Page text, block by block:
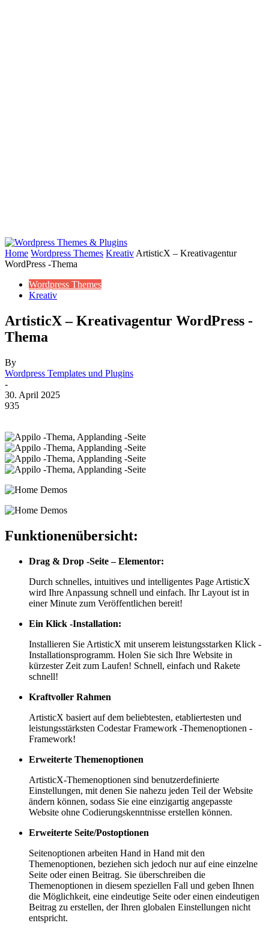
Home Wordpress Themes Kreativ ArtisticX – Kreativagentur
WordPress -Thema
Wordpress Themes
Kreativ
ArtisticX – Kreativagentur WordPress -
Thema
By
Wordpress Templates und Plugins
-
30. April 2025
935
Funktionenübersicht:
Drag & Drop -Seite – Elementor:
Durch schnelles, intuitives und intelligentes Page ArtisticX
wird Ihre Anpassung schnell und einfach. Ihr Layout ist in
einer Minute zum Veröffentlichen bereit!
Ein Klick -Installation:
Installieren Sie ArtisticX mit unserem leistungsstarken Klick -
Installationsprogramm. Holen Sie sich Ihre Website in
kürzester Zeit zum Laufen! Schnell, einfach und Rakete
schnell!
Kraftvoller Rahmen
ArtisticX basiert auf dem beliebtesten, etabliertesten und
leistungsstärksten Codestar Framework -Themenoptionen -
Framework!
Erweiterte Themenoptionen
ArtisticX-Themenoptionen sind benutzerdefinierte
Einstellungen, mit denen Sie nahezu jeden Teil der Website
ändern können, sodass Sie eine einzigartig angepasste
Website ohne Codierungskenntnisse erstellen können.
Erweiterte Seite/Postoptionen
Seitenoptionen arbeiten Hand in Hand mit den
Themenoptionen, beziehen sich jedoch nur auf eine einzelne
Seite oder einen Beitrag. Sie überschreiben die
Themenoptionen in diesem speziellen Fall und geben Ihnen
die Möglichkeit, eine eindeutige Seite oder einen eindeutigen
Beitrag zu erstellen, der Ihren globalen Einstellungen nicht
entspricht.